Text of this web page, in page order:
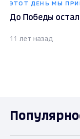
ЭТОТ ДЕНЬ МЫ
До Победы
11 лет назад